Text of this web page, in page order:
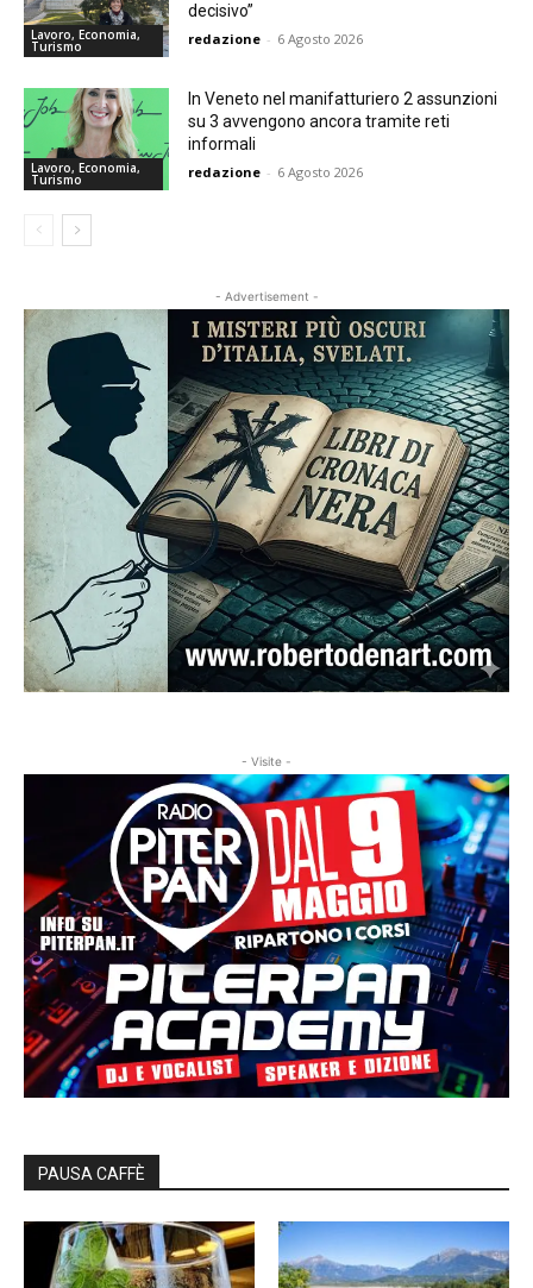
Lavoro, Economia,
Turismo
decisivo”
redazione - 6 Agosto 2026
Lavoro, Economia,
Turismo
In Veneto nel manifatturiero 2 assunzioni
su 3 avvengono ancora tramite reti
informali
redazione - 6 Agosto 2026
- Advertisement -
- Visite -
PAUSA CAFFÈ